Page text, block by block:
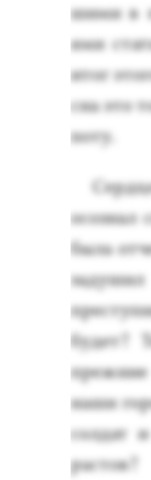
ши­ми в
ями
итог
сна это
по­ту.
бы­ла
бу­дет?
на­ши
сол­дат
растов?